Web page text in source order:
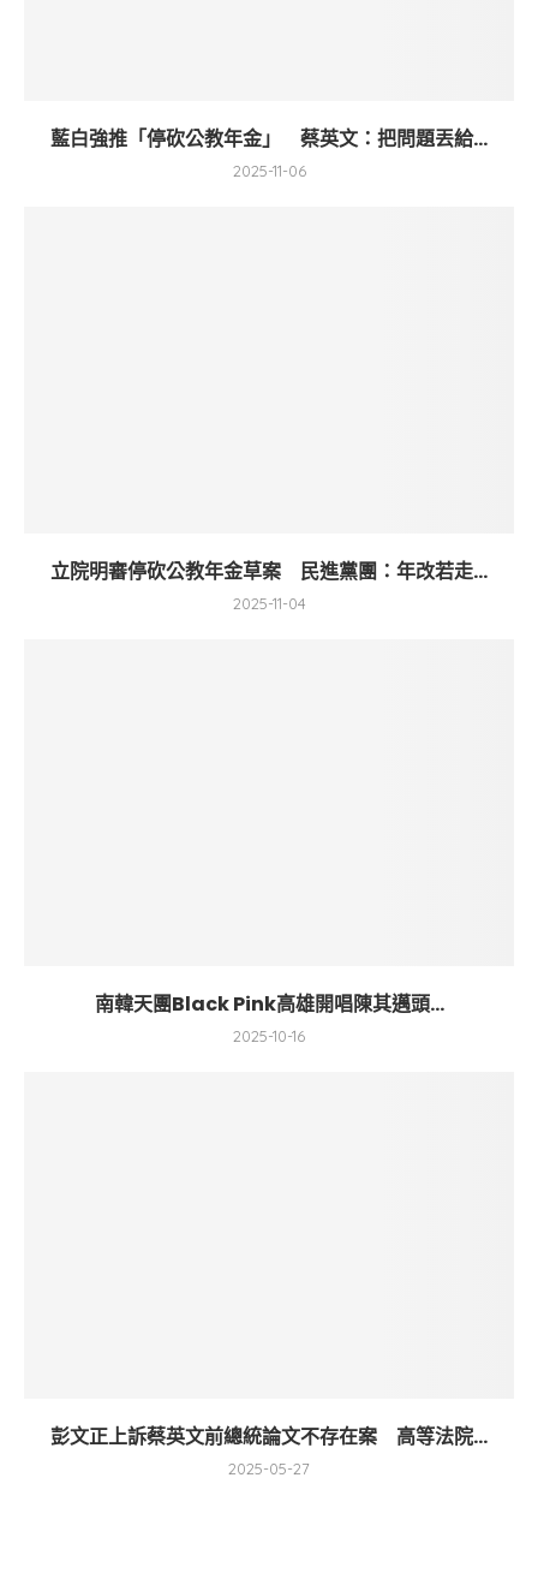
藍白強推「停砍公教年金」 蔡英文：把問題丟給...
2025-11-06
立院明審停砍公教年金草案 民進黨團：年改若走...
2025-11-04
南韓天團Black Pink高雄開唱陳其邁頭...
2025-10-16
彭文正上訴蔡英文前總統論文不存在案 高等法院...
2025-05-27